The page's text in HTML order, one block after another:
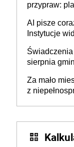
przypraw:
AI pisze
Instytucje
sierpnia
Za mało
z